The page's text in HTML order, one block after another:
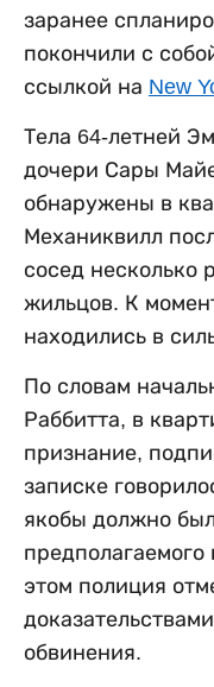
заранее
покончили с
ссылкой на New
Тела 64-летней
дочери Сары
обнаружены в
Механиквилл
сосед несколько
жильцов. К
находились в
По словам
Раббитта, в
признание,
записке
якобы должно
этом полиция
обвинения.